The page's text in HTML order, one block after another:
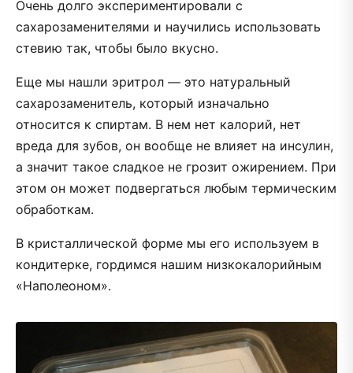
Очень долго экспериментировали с
сахарозаменителями и научились использовать
стевию так, чтобы было вкусно.
Еще мы нашли эритрол — это натуральный
сахарозаменитель, который изначально
относится к спиртам. В нем нет калорий, нет
вреда для зубов, он вообще не влияет на инсулин,
а значит такое сладкое не грозит ожирением. При
этом он может подвергаться любым термическим
обработкам.
В кристаллической форме мы его используем в
кондитерке, гордимся нашим низкокалорийным
«Наполеоном».